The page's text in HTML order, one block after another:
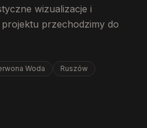
wizualizacje i
przechodzimy do
Woda Ruszów